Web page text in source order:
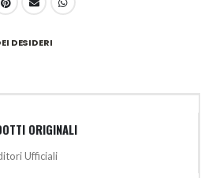
DESIDERI
ORIGINALI
Ufficiali